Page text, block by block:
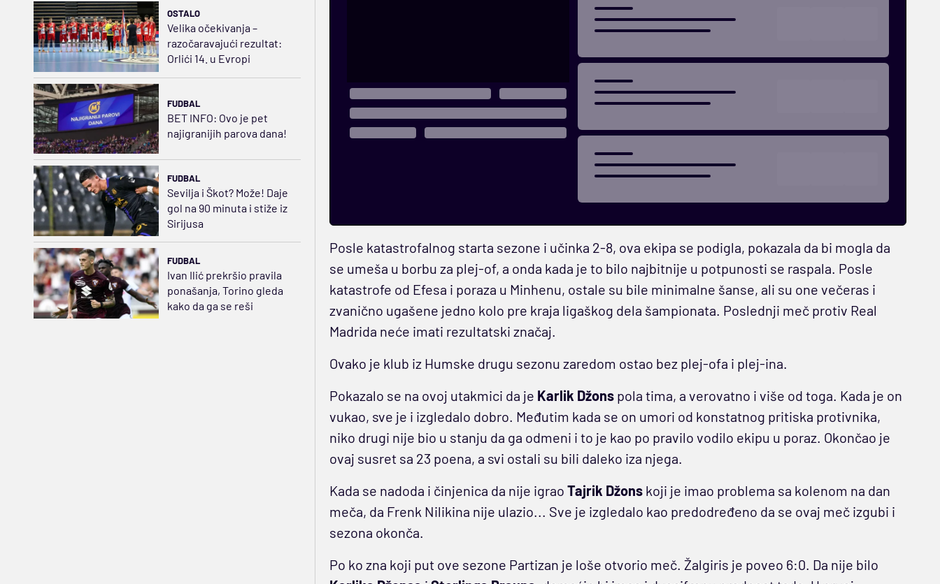
OSTALO
Velika očekivanja –
razočaravajući rezultat:
Orlići 14. u Evropi
FUDBAL
BET INFO: Ovo je pet
najigranijih parova dana!
FUDBAL
Sevilja i Škot? Može! Daje
gol na 90 minuta i stiže iz
Sirijusa
FUDBAL
Ivan Ilić prekršio pravila
ponašanja, Torino gleda
kako da ga se reši
Posle katastrofalnog starta sezone i učinka 2-8, ova ekipa se podigla, pokazala da bi mogla da
se umeša u borbu za plej-of, a onda kada je to bilo najbitnije u potpunosti se raspala. Posle
katastrofe od Efesa i poraza u Minhenu, ostale su bile minimalne šanse, ali su one večeras i
zvanično ugašene jedno kolo pre kraja ligaškog dela šampionata. Poslednji meč protiv Real
Madrida neće imati rezultatski značaj.
Ovako je klub iz Humske drugu sezonu zaredom ostao bez plej-ofa i plej-ina.
Pokazalo se na ovoj utakmici da je Karlik Džonspola tima, a verovatno i više od toga. Kada je on
vukao, sve je i izgledalo dobro. Međutim kada se on umori od konstatnog pritiska protivnika,
niko drugi nije bio u stanju da ga odmeni i to je kao po pravilo vodilo ekipu u poraz. Okončao je
ovaj susret sa 23 poena, a svi ostali su bili daleko iza njega.
Kada se nadoda i činjenica da nije igrao Tajrik Džonskoji je imao problema sa kolenom na dan
meča, da Frenk Nilikina nije ulazio... Sve je izgledalo kao predodređeno da se ovaj meč izgubi i
sezona okonča.
Po ko zna koji put ove sezone Partizan je loše otvorio meč. Žalgiris je poveo 6:0. Da nije bilo